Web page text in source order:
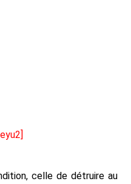
celle de détruire au